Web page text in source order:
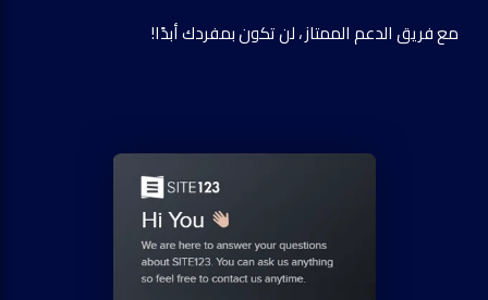
مع فريق الدعم الممتاز ، لن تكون بمفردك أبدًا!